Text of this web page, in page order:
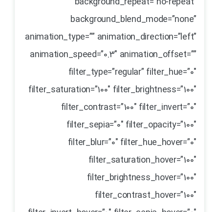
background_blend_mode=”none”
animation_type=”” animation_direction=”left”
animation_speed=”0.3″ animation_offset=””
filter_type=”regular” filter_hue=”0″
filter_saturation=”100″ filter_brightness=”100″
filter_contrast=”100″ filter_invert=”0″
filter_sepia=”0″ filter_opacity=”100″
filter_blur=”0″ filter_hue_hover=”0″
filter_saturation_hover=”100″
filter_brightness_hover=”100″
filter_contrast_hover=”100″